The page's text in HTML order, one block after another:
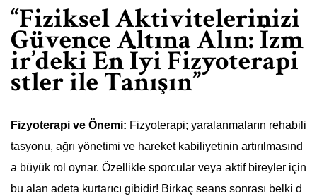
“Fiziksel Aktivitelerinizi
Güvence Altına Alın: İzm
ir’deki En İyi Fizyoterapi
stler ile Tanışın”
Fizyoterapi ve Önemi: Fizyoterapi; yaralanmaların rehabili
tasyonu, ağrı yönetimi ve hareket kabiliyetinin artırılmasınd
a büyük rol oynar. Özellikle sporcular veya aktif bireyler için
bu alan adeta kurtarıcı gibidir! Birkaç seans sonrası belki d